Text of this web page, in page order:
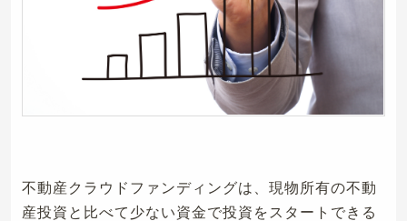
不動産クラウドファンディングは、現物所有の不動
産投資と比べて少ない資金で投資をスタートできる